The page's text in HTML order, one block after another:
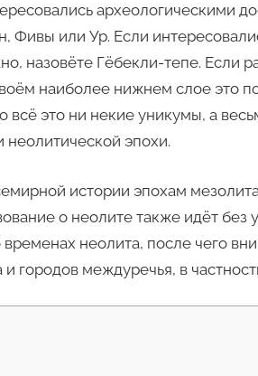
археологическими
Фивы или Ур. Если
назовёте Гёбекли-тепе. Если
наиболее нижнем слое это
всё это ни некие уникумы, а
неолитической эпохи.
истории эпохам
о неолите также идёт
неолита, после чего
городов междуречья, в